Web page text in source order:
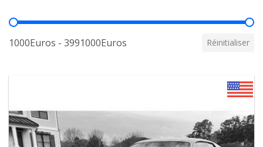
Prix
1000Euros - 3991000Euros Réinitialiser